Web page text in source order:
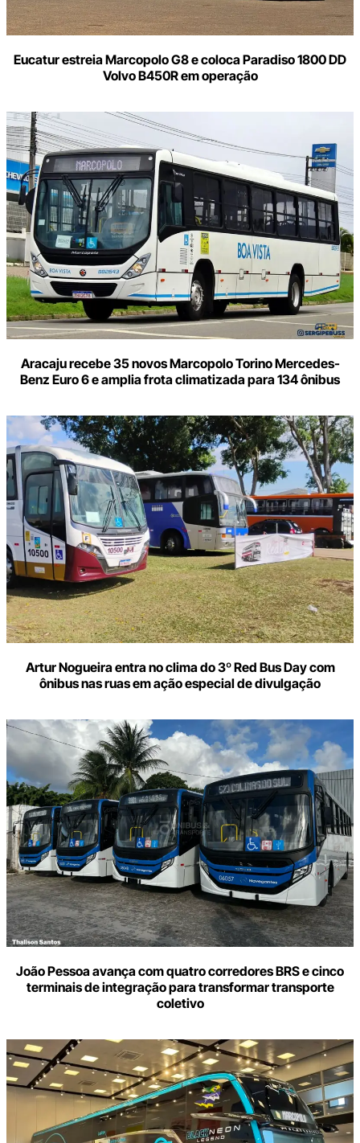
Eucatur estreia Marcopolo G8 e coloca Paradiso 1800 DD
Volvo B450R em operação
Aracaju recebe 35 novos Marcopolo Torino Mercedes-
Benz Euro 6 e amplia frota climatizada para 134 ônibus
Artur Nogueira entra no clima do 3º Red Bus Day com
ônibus nas ruas em ação especial de divulgação
João Pessoa avança com quatro corredores BRS e cinco
terminais de integração para transformar transporte
coletivo